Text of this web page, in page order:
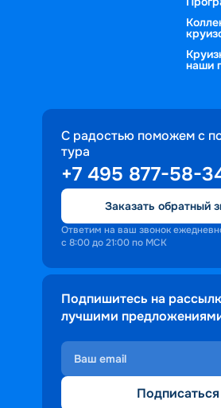
наши
С радостью поможем с
тура
+7 495 877-58-
Заказать обратный
Ответим на ваш звонок
с 8:00 до 21:00 по МСК
Подпишитесь на
лучшими
Подписаться